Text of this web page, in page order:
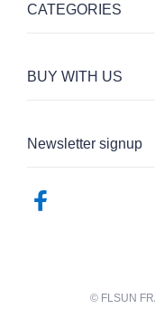
CATEGORIES
BUY WITH US
Newsletter signup
© FLSUN